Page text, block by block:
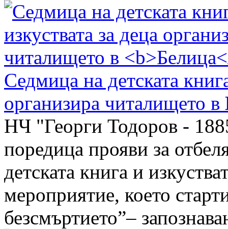
Седмица на детската
организира читалището в
НЧ "Георги Тодоров -
поредица прояви за
детската книга и
мероприятие, което
безсмъртието”–